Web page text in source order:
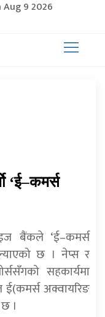
Aug 9 2026
‘ई–कमर्स
बैंकले ‘ई–कमर्स
छ । ​​​नेप्स र
सहकार्यमा
ई(कमर्स अक्वायरिङ
।